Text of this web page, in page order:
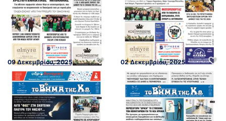
09 Δεκεμβρίου, 2025 02 Δεκεμβρίου, 2025